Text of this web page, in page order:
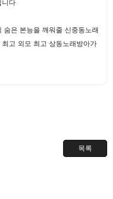
니다
은 본능을 깨워줄 신중동노래
고 외모 최고 상동노래방아가
목록